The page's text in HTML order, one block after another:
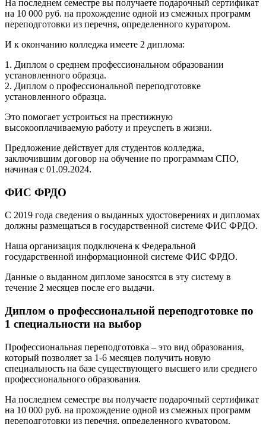
На последнем семестре вы получаете подарочный сертификат
на 10 000 руб. на прохождение одной из смежных программ
переподготовки из перечня, определенного куратором.
И к окончанию колледжа имеете 2 диплома:
1. Диплом о среднем профессиональном образовании
установленного образца.
2. Диплом о профессиональной переподготовке
установленного образца.
Это помогает устроиться на престижную
высокооплачиваемую работу и преуспеть в жизни.
Предложение действует для студентов колледжа,
заключившим договор на обучение по программам СПО,
начиная с 01.09.2024.
ФИС ФРДО
С 2019 года сведения о выданных удостоверениях и дипломах
должны размещаться в государственной системе ФИС ФРДО.
Наша организация подключена к Федеральной
государственной информационной системе ФИС ФРДО.
Данные о выданном дипломе заносятся в эту систему в
течение 2 месяцев после его выдачи.
Диплом о профессиональной переподготовке по
1 специальности на выбор
Профессиональная переподготовка – это вид образования,
который позволяет за 1-6 месяцев получить новую
специальность на базе существующего высшего или среднего
профессионального образования.
На последнем семестре вы получаете подарочный сертификат
на 10 000 руб. на прохождение одной из смежных программ
переподготовки из перечня, определенного куратором.